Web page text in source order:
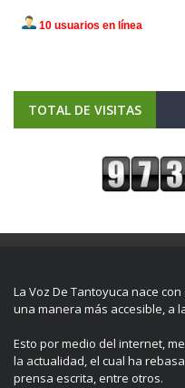
TOTAL DE VISITAS
La Voz De Tantoyuca nace
una manera más accesible, a
Esto por medio del internet,
la actualidad, el cual ha
prensa escrita, entre otros.